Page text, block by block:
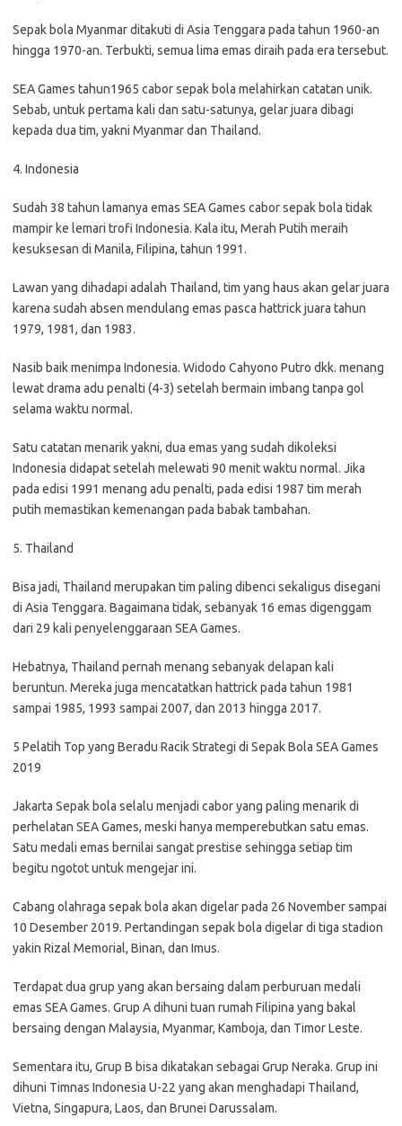
Sepak bola Myanmar ditakuti di Asia Tenggara pada tahun 1960-an
hingga 1970-an. Terbukti, semua lima emas diraih pada era tersebut.
SEA Games tahun1965 cabor sepak bola melahirkan catatan unik.
Sebab, untuk pertama kali dan satu-satunya, gelar juara dibagi
kepada dua tim, yakni Myanmar dan Thailand.
4. Indonesia
Sudah 38 tahun lamanya emas SEA Games cabor sepak bola tidak
mampir ke lemari trofi Indonesia. Kala itu, Merah Putih meraih
kesuksesan di Manila, Filipina, tahun 1991.
Lawan yang dihadapi adalah Thailand, tim yang haus akan gelar juara
karena sudah absen mendulang emas pasca hattrick juara tahun
1979, 1981, dan 1983.
Nasib baik menimpa Indonesia. Widodo Cahyono Putro dkk. menang
lewat drama adu penalti (4-3) setelah bermain imbang tanpa gol
selama waktu normal.
Satu catatan menarik yakni, dua emas yang sudah dikoleksi
Indonesia didapat setelah melewati 90 menit waktu normal. Jika
pada edisi 1991 menang adu penalti, pada edisi 1987 tim merah
putih memastikan kemenangan pada babak tambahan.
5. Thailand
Bisa jadi, Thailand merupakan tim paling dibenci sekaligus disegani
di Asia Tenggara. Bagaimana tidak, sebanyak 16 emas digenggam
dari 29 kali penyelenggaraan SEA Games.
Hebatnya, Thailand pernah menang sebanyak delapan kali
beruntun. Mereka juga mencatatkan hattrick pada tahun 1981
sampai 1985, 1993 sampai 2007, dan 2013 hingga 2017.
5 Pelatih Top yang Beradu Racik Strategi di Sepak Bola SEA Games
2019
Jakarta Sepak bola selalu menjadi cabor yang paling menarik di
perhelatan SEA Games, meski hanya memperebutkan satu emas.
Satu medali emas bernilai sangat prestise sehingga setiap tim
begitu ngotot untuk mengejar ini.
Cabang olahraga sepak bola akan digelar pada 26 November sampai
10 Desember 2019. Pertandingan sepak bola digelar di tiga stadion
yakin Rizal Memorial, Binan, dan Imus.
Terdapat dua grup yang akan bersaing dalam perburuan medali
emas SEA Games. Grup A dihuni tuan rumah Filipina yang bakal
bersaing dengan Malaysia, Myanmar, Kamboja, dan Timor Leste.
Sementara itu, Grup B bisa dikatakan sebagai Grup Neraka. Grup ini
dihuni Timnas Indonesia U-22 yang akan menghadapi Thailand,
Vietna, Singapura, Laos, dan Brunei Darussalam.